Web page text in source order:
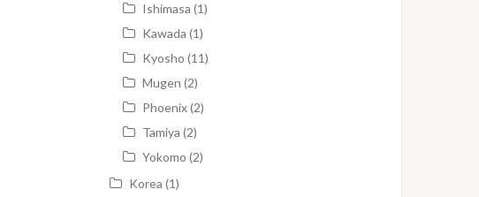
Ishimasa (1)
Kawada (1)
Kyosho (11)
Mugen (2)
Phoenix(2)
Tamiya (2)
Yokomo (2)
Korea (1)